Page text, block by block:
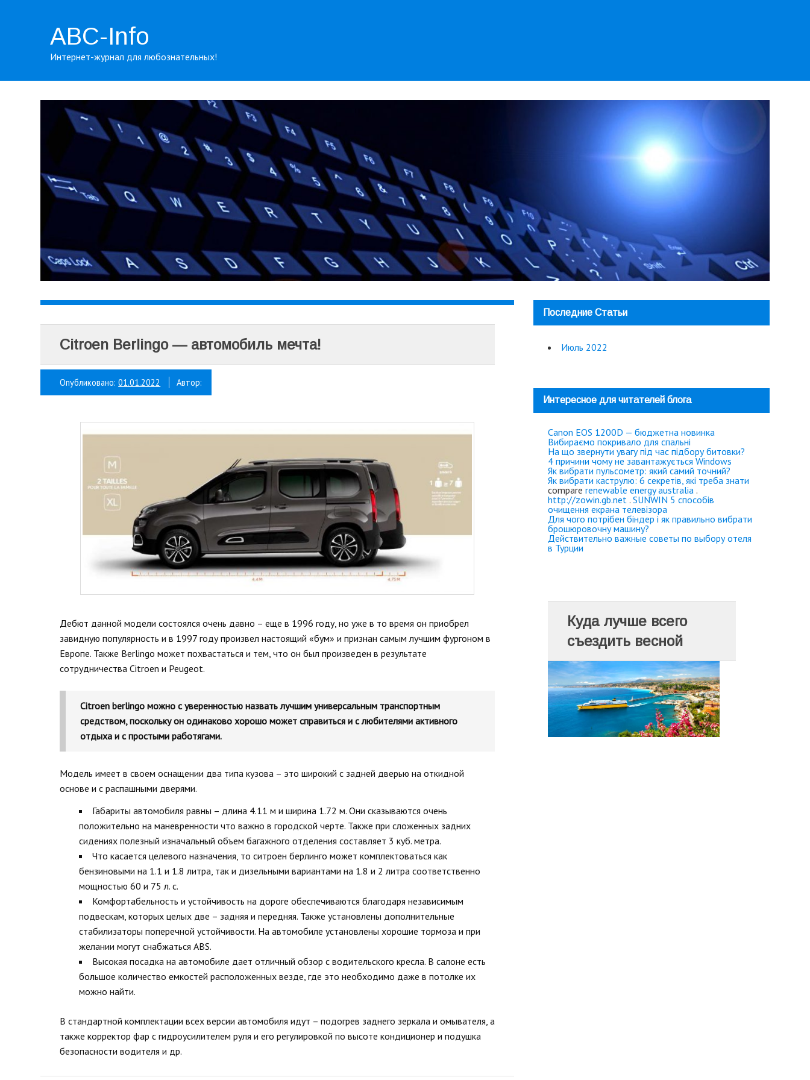
ABC-Info
Интернет-журнал для любознательных!
Citroen Berlingo — автомобиль мечта!
Опубликовано:01.01.2022 Автор:
Дебют данной модели состоялся очень давно – еще в 1996 году, но уже в то время он приобрел
завидную популярность и в 1997 году произвел настоящий «бум» и признан самым лучшим фургоном в
Европе. Также Berlingo может похвастаться и тем, что он был произведен в результате
сотрудничества Citroen и Peugeot.
Citroen berlingo можно с уверенностью назвать лучшим универсальным транспортным
средством, поскольку он одинаково хорошо может справиться и с любителями активного
отдыха и с простыми работягами.
Модель имеет в своем оснащении два типа кузова – это широкий с задней дверью на откидной
основе и с распашными дверями.
Габариты автомобиля равны – длина 4.11 м и ширина 1.72 м. Они сказываются очень
положительно на маневренности что важно в городской черте. Также при сложенных задних
сидениях полезный изначальный объем багажного отделения составляет 3 куб. метра.
Что касается целевого назначения, то ситроен берлинго может комплектоваться как
бензиновыми на 1.1 и 1.8 литра, так и дизельными вариантами на 1.8 и 2 литра соответственно
мощностью 60 и 75 л. с.
Комфортабельность и устойчивость на дороге обеспечиваются благодаря независимым
подвескам, которых целых две – задняя и передняя. Также установлены дополнительные
стабилизаторы поперечной устойчивости. На автомобиле установлены хорошие тормоза и при
желании могут снабжаться ABS.
Высокая посадка на автомобиле дает отличный обзор с водительского кресла. В салоне есть
большое количество емкостей расположенных везде, где это необходимо даже в потолке их
можно найти.
В стандартной комплектации всех версии автомобиля идут – подогрев заднего зеркала и омывателя, а
также корректор фар с гидроусилителем руля и его регулировкой по высоте кондиционер и подушка
безопасности водителя и др.
Последние Статьи
Июль 2022
Интересное для читателей блога
Canon EOS 1200D — бюджетна новинка
Вибираємо покривало для спальні
На що звернути увагу під час підбору битовки?
4 причини чому не завантажується Windows
Як вибрати пульсометр: який самий точний?
Як вибрати каструлю: 6 секретів, які треба знати
comparerenewable energy australia .
http://zowin.gb.net .SUNWIN 5 способів
очищення екрана телевізора
Для чого потрібен біндер і як правильно вибрати
брошюровочну машину?
Действительно важные советы по выбору отеля
в Турции
Куда лучше всего
съездить весной